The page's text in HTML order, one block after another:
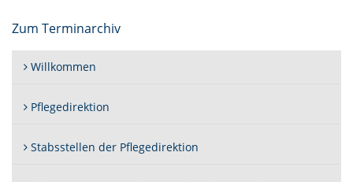
Zum Terminarchiv
Willkommen
Pflegedirektion
Stabsstellen der Pflegedirektion